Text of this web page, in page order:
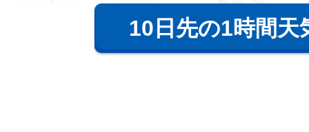
10日先の1時間天